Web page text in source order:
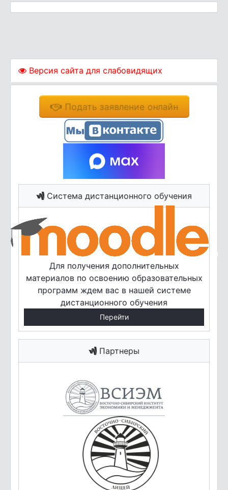
Версия сайта для слабовидящих
Подать заявление онлайн
Система дистанционного обучения
Для получения дополнительных
материалов по освоению образовательных
программ ждем вас в нашей системе
дистанционного обучения
Перейти
Партнеры